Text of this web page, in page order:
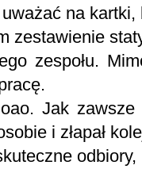
na
zestawienie
zespołu.
Jak zawsze
i złapał